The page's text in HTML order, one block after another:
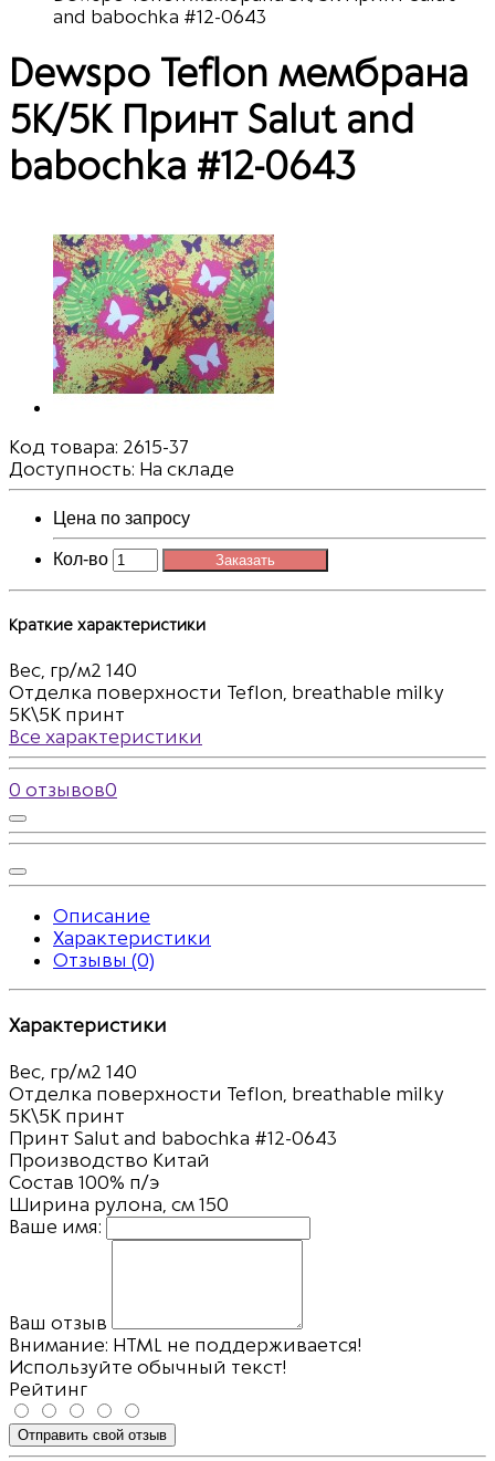
and babochka #12-0643
Dewspo Teflon мембрана
5К/5К Принт Salut and
babochka #12-0643
Код товара: 2615-37
Доступность: На складе
Цена по запросу
Кол-во Заказать
Краткие характеристики
Вес, гр/м2 140
Отделка поверхности Teflon, breathable milky
5K\5K принт
Все характеристики
0 отзывов0
Описание
Характеристики
Отзывы (0)
Характеристики
Вес, гр/м2 140
Отделка поверхности Teflon, breathable milky
5K\5K принт
Принт Salut and babochka #12-0643
Производство Китай
Состав 100% п/э
Ширина рулона, см 150
Ваше имя:
Ваш отзыв
Внимание: HTML не поддерживается!
Используйте обычный текст!
Рейтинг
Отправить свой отзыв